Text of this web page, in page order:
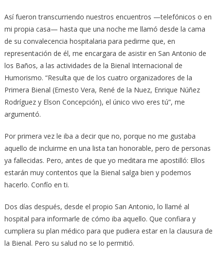
Así fueron transcurriendo nuestros encuentros —telefónicos o en
mi propia casa— hasta que una noche me llamó desde la cama
de su convalecencia hospitalaria para pedirme que, en
representación de él, me encargara de asistir en San Antonio de
los Baños, a las actividades de la Bienal Internacional de
Humorismo. “Resulta que de los cuatro organizadores de la
Primera Bienal (Ernesto Vera, René de la Nuez, Enrique Núñez
Rodríguez y Elson Concepción), el único vivo eres tú”, me
argumentó.
Por primera vez le iba a decir que no, porque no me gustaba
aquello de incluirme en una lista tan honorable, pero de personas
ya fallecidas. Pero, antes de que yo meditara me apostilló: Ellos
estarán muy contentos que la Bienal salga bien y podemos
hacerlo. Confío en ti.
Dos días después, desde el propio San Antonio, lo llamé al
hospital para informarle de cómo iba aquello. Que confiara y
cumpliera su plan médico para que pudiera estar en la clausura de
la Bienal. Pero su salud no se lo permitió.